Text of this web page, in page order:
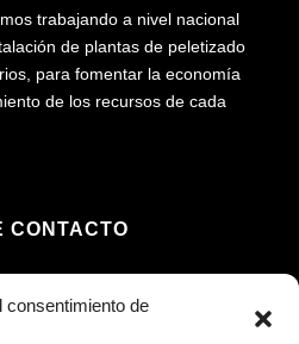
consentimiento de
trabajando a nivel nacional
de plantas de peletizado
para fomentar la economía
de los recursos de cada
CONTACTO